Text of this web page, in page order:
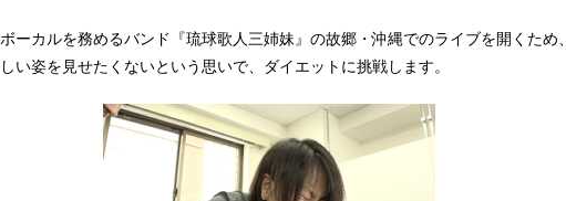
ーカルを務めるバンド『琉球歌人三姉妹』の故郷・沖縄でのライブを開くため、
い姿を見せたくないという思いで、ダイエットに挑戦します。